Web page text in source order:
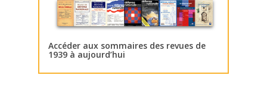
Accéder aux sommaires des revues de
1939 à aujourd’hui